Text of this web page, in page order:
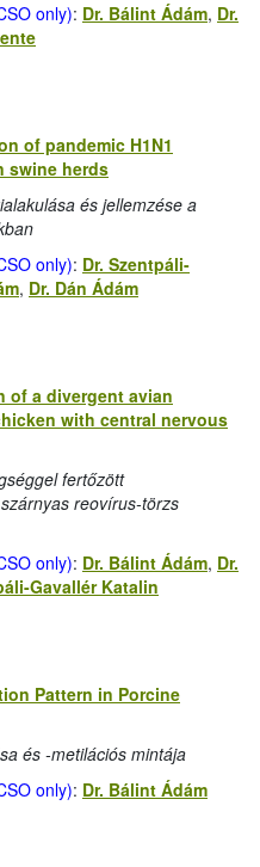
only): Dr. Bálint Ádám, Dr.
of pandemic H1N1
swine herds
és jellemzése a
only): Dr. Szentpáli-
, Dr. Dán Ádám
of a divergent avian
with central nervous
fertőzött
reovírus-törzs
only): Dr. Bálint Ádám, Dr.
Gavallér Katalin
Pattern in Porcine
és -metilációs mintája
only): Dr. Bálint Ádám